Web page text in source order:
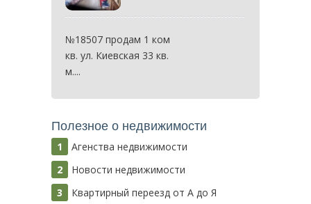
№18507 продам 1 ком
кв. ул. Киевская 33 кв.
м....
Полезное о недвижимости
Агенства недвижимости
Новости недвижимости
Квартирный переезд от А до Я